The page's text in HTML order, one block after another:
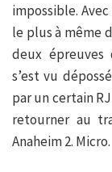
impossible.
le plus à même
deux épreuves
s’est vu
par un certain
retourner au
Anaheim 2. Micro.